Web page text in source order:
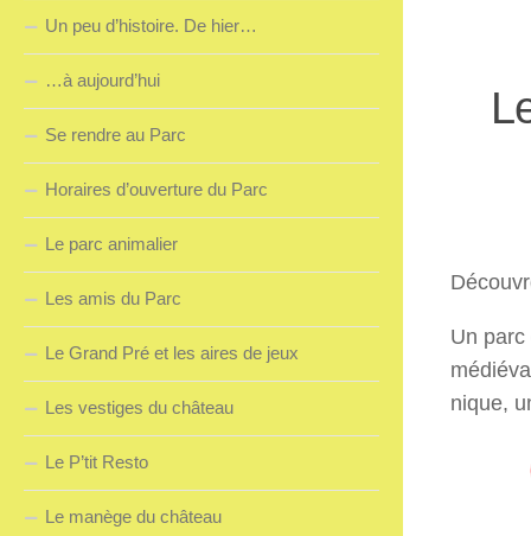
Un
nique,
Un peu d’histoire. De hier…
…à aujourd’hui
Se rendre au Parc
Horaires d’ouverture du Parc
Le parc animalier
Les amis du Parc
Le Grand Pré et les aires de jeux
Les vestiges du château
Le P’tit Resto
Le manège du château